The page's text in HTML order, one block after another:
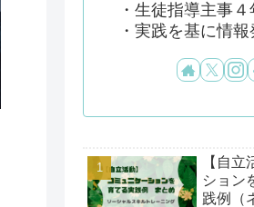
・生徒指導主事
・実践を基に情報
【自
ション
践例（